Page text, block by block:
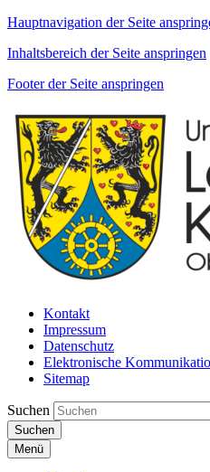
Hauptnavigation der Seite
Inhaltsbereich der Seite anspringen
Footer der Seite anspringen
Kontakt
Impressum
Datenschutz
Elektronische
Sitemap
Suchen
Suchen
Menü